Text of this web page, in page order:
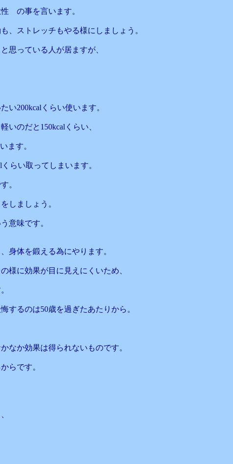
の事を言います。
、ストレッチもやる様にしましょう。
思っている人が居ますが、
い200kcalくらい使います。
いのだと150kcalくらい、
ます。
らい取ってしまいます。
。
しましょう。
意味です。
身体を鍛える為にやります。
様に効果が目に見えにくいため、
するのは50歳を過ぎたあたりから。
なか効果は得られないものです。
らです。